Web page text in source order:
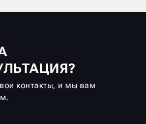
контакты, и мы вам